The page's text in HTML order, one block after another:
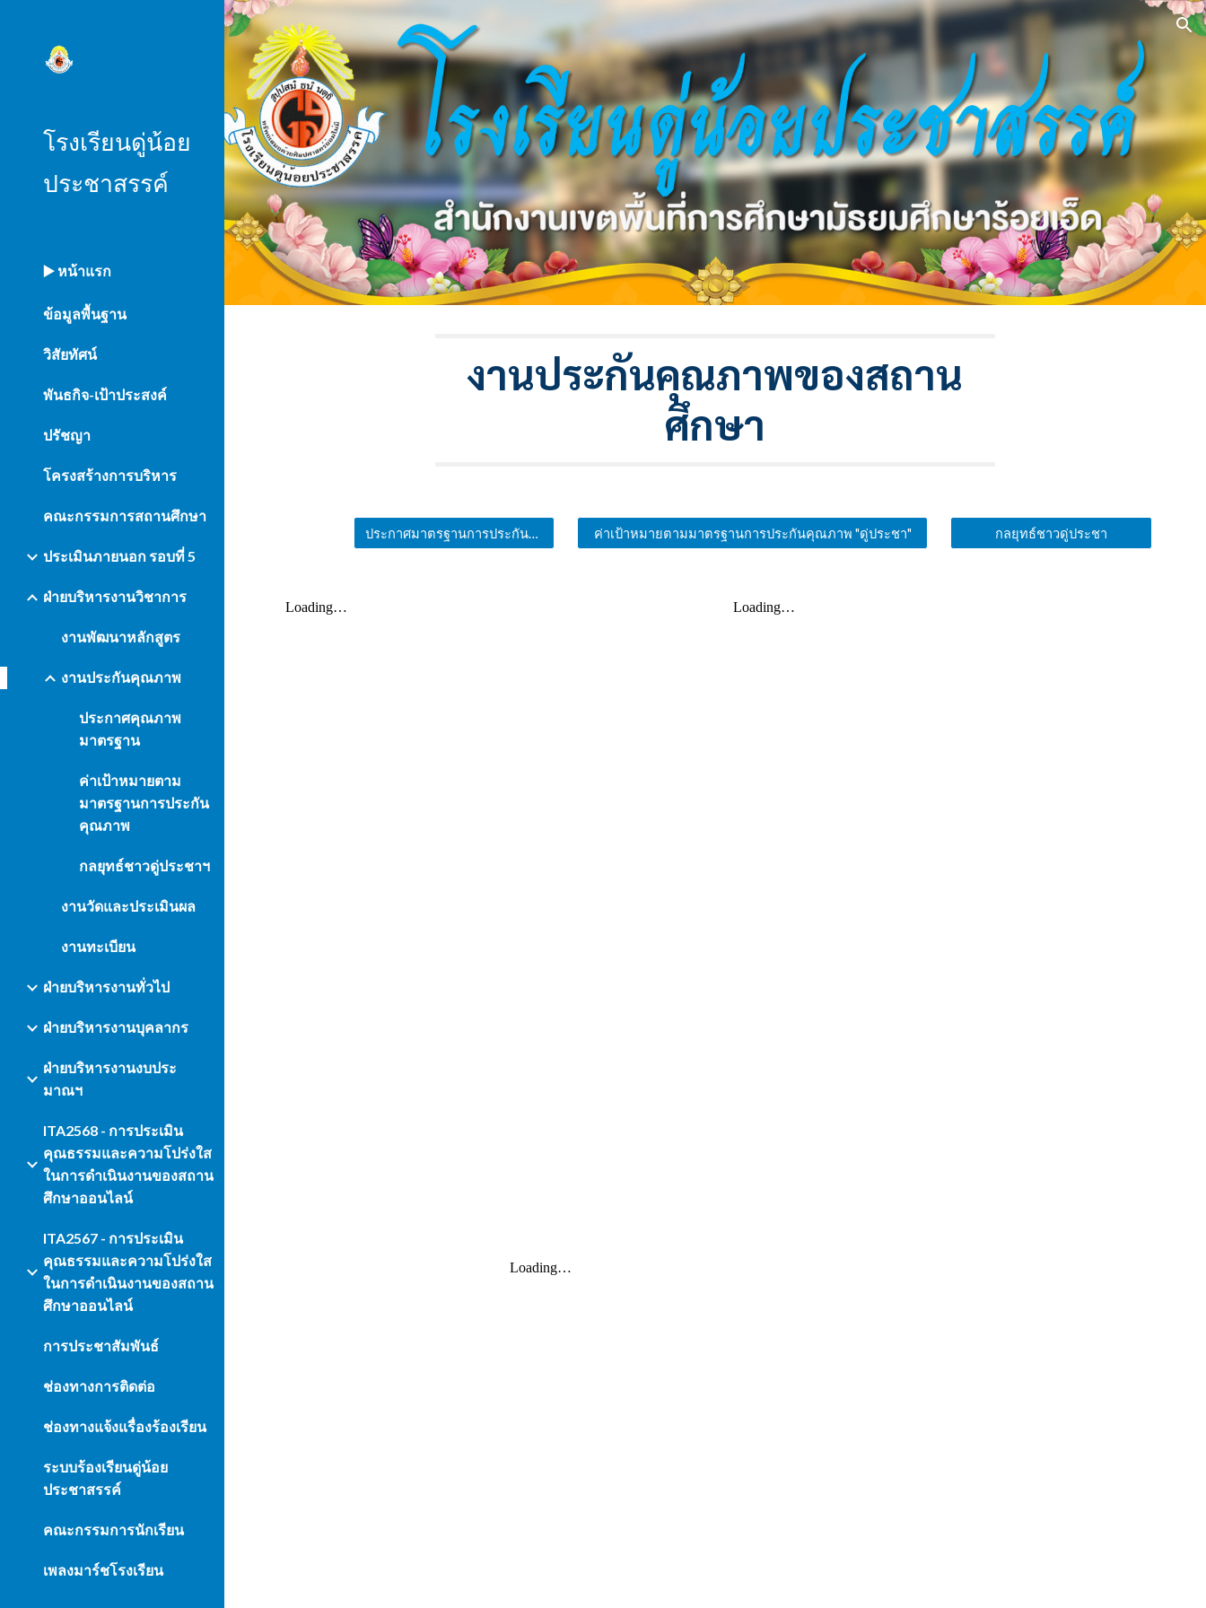
Skip to main content Skip to navigation
โรงเรียนดู่น้อย
ประชาสรรค์
▶️ หน้าแรก
ข้อมูลพื้นฐาน
วิสัยทัศน์
พันธกิจ-เป้าประสงค์
ปรัชญา
โครงสร้างการบริหาร
คณะกรรมการสถานศึกษา
ประเมินภายนอก รอบที่ 5
ฝ่ายบริหารงานวิชาการ
งานพัฒนาหลักสูตร
งานประกันคุณภาพ
ประกาศคุณภาพ
มาตรฐาน
ค่าเป้าหมายตาม
มาตรฐานการประกัน
คุณภาพ
กลยุทธ์ชาวดู่ประชาฯ
งานวัดและประเมินผล
งานทะเบียน
ฝ่ายบริหารงานทั่วไป
ฝ่ายบริหารงานบุคลากร
ฝ่ายบริหารงานงบประ
มาณฯ
ITA2568 - การประเมิน
คุณธรรมและความโปร่งใส
ในการดำเนินงานของสถาน
ศึกษาออนไลน์
ITA2567 - การประเมิน
คุณธรรมและความโปร่งใส
ในการดำเนินงานของสถาน
ศึกษาออนไลน์
การประชาสัมพันธ์
ช่องทางการติดต่อ
ช่องทางแจ้งแรื่องร้องเรียน
ระบบร้องเรียนดู่น้อย
ประชาสรรค์
คณะกรรมการนักเรียน
เพลงมาร์ชโรงเรียน
งานประกันคุณภาพของสถาน
ศึกษา
ประกาศมาตรฐานการประกันคุณภาพ ค่าเป้าหมายตามมาตรฐานการประกันคุณภาพ "ดู่ประชา" กลยุทธ์ชาวดู่ประชา